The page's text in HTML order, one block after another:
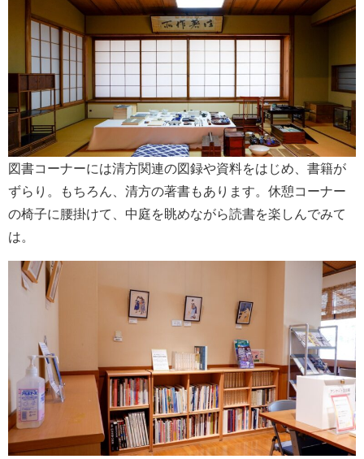
図書コーナーには清方関連の図録や資料をはじめ、書籍が
ずらり。もちろん、清方の著書もあります。休憩コーナー
の椅子に腰掛けて、中庭を眺めながら読書を楽しんでみて
は。